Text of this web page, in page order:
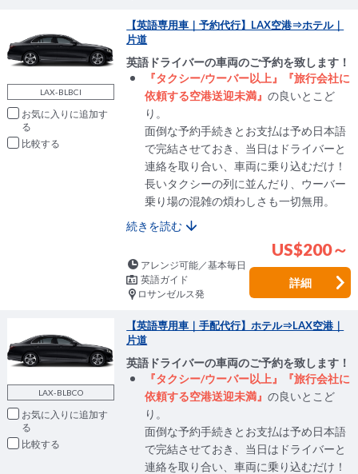
LAX-BLBCI
お気に入りに追加
比較
【英語専用車｜予約代行】LAX空港⇒ホテル｜
片道
英語ドライバーの車両のご予約を致します！
『タクシー/ウーバー以上』『旅行会社に
依頼する空港送迎未満』の良いとこど
り。
面倒な予約手続きとお支払は予め日本語
で完結させておき、当日はドライバーと
連絡を取り合い、車両に乗り込むだけ！
長いタクシーの列に並んだり、ウーバー
乗り場の混雑の煩わしさも一切無用。
続きを読む
US$200～
アレンジ可能／基本毎日
英語ガイド
ロサンゼルス発
詳細
LAX-BLBCO
お気に入りに追加
比較
【英語専用車｜手配代行】ホテル⇒LAX空港｜
片道
英語ドライバーの車両のご予約を致します！
『タクシー/ウーバー以上』『旅行会社に
依頼する空港送迎未満』の良いとこど
り。
面倒な予約手続きとお支払は予め日本語
で完結させておき、当日はドライバーと
連絡を取り合い、車両に乗り込むだけ！